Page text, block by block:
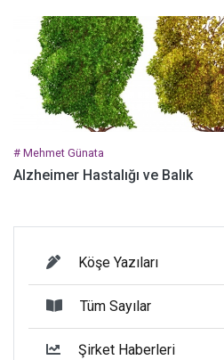
# Mehmet Günata
Alzheimer Hastalığı ve Balık
Köşe Yazıları
Tüm Sayılar
Şirket Haberleri